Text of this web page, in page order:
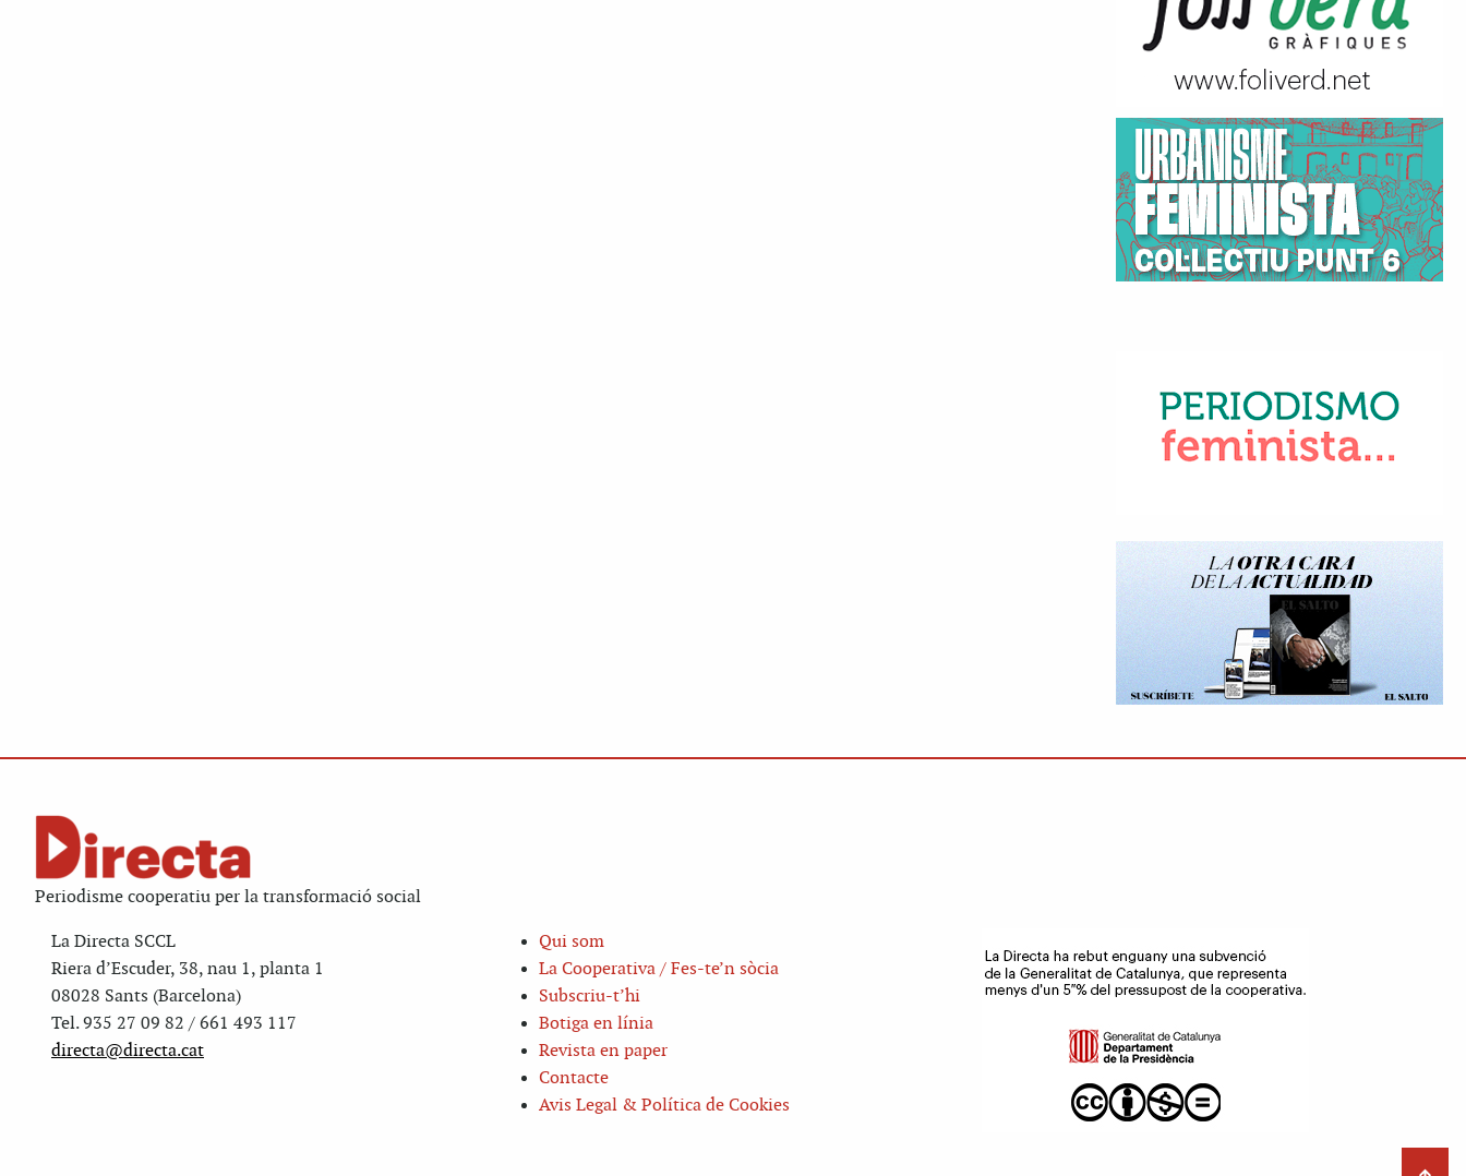
Periodisme cooperatiu per la transformació social
La Directa SCCL
Riera d’Escuder, 38, nau 1, planta 1
08028 Sants (Barcelona)
Tel. 935 27 09 82 / 661 493 117
directa@directa.cat
Qui som
La Cooperativa / Fes-te’n sòcia
Subscriu-t’hi
Botiga en línia
Revista en paper
Contacte
Avis Legal & Política de Cookies